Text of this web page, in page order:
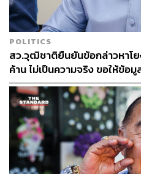
POLITICS
สว.วุฒิชาติยืนยันข้อกล่าวหาโย
ค้าน ไม่เป็นความจริง ขอให้ข้อ
เท่านั้น